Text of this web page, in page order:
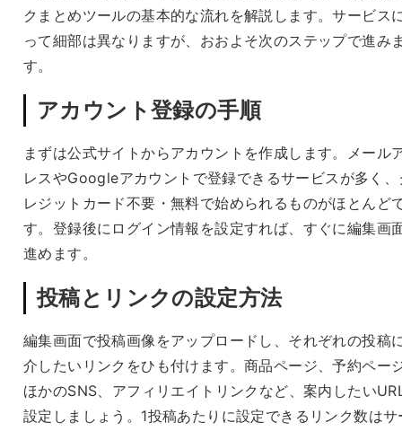
クまとめツールの基本的な流れを解説します。サービス
って細部は異なりますが、おおよそ次のステップで進み
す。
アカウント登録の手順
まずは公式サイトからアカウントを作成します。メール
レスやGoogleアカウントで登録できるサービスが多く、
レジットカード不要・無料で始められるものがほとんど
す。登録後にログイン情報を設定すれば、すぐに編集画
進めます。
投稿とリンクの設定方法
編集画面で投稿画像をアップロードし、それぞれの投稿
介したいリンクをひも付けます。商品ページ、予約ペー
ほかのSNS、アフィリエイトリンクなど、案内したい
設定しましょう。1投稿あたりに設定できるリンク数はサ